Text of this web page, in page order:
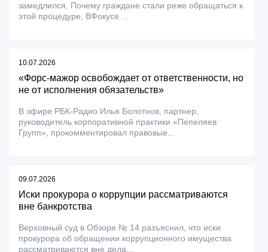
замедлился. Почему граждане стали реже обращаться к
этой процедуре, ВФокусе ...
10.07.2026
«Форс-мажор освобождает от ответственности, но
не от исполнения обязательств»
В эфире РБК-Радио Илья Болотнов, партнер,
руководитель корпоративной практики «Пепеляев
Групп», прокомментировал правовые...
09.07.2026
Иски прокурора о коррупции рассматриваются
вне банкротства
Верховный суд в Обзоре № 14 разъяснил, что иски
прокурора об обращении коррупционного имущества
рассматриваются вне дела...